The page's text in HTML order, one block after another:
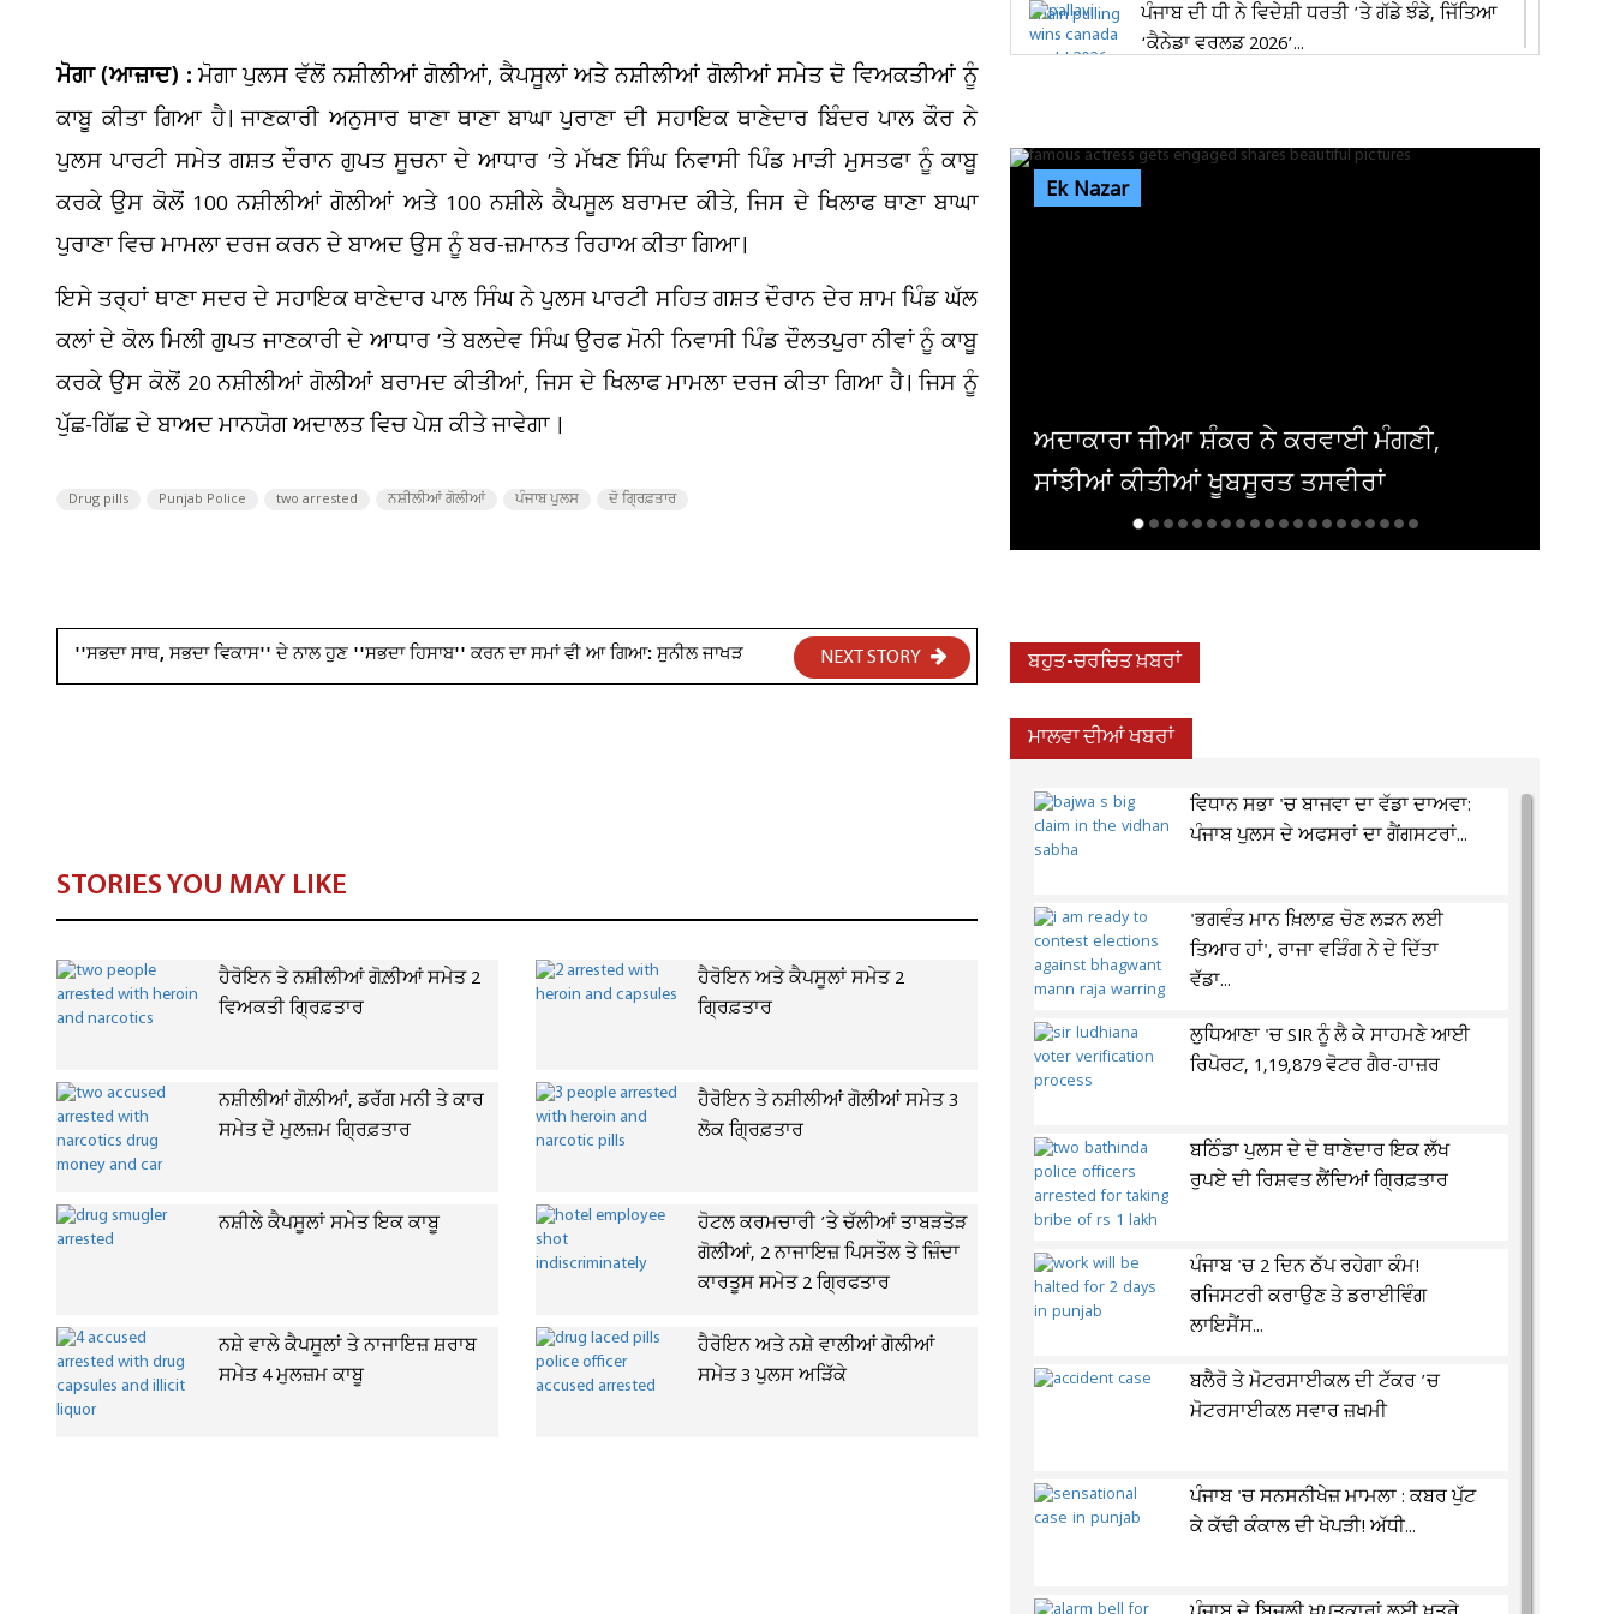
ਮੋਗਾ (ਆਜ਼ਾਦ) :ਮੋਗਾ ਪੁਲਸ ਵੱਲੋਂ ਨਸ਼ੀਲੀਆਂ ਗੋਲੀਆਂ, ਕੈਪਸੂਲਾਂ ਅਤੇ ਨਸ਼ੀਲੀਆਂ ਗੋਲੀਆਂ ਸਮੇਤ ਦੋ ਵਿਅਕਤੀਆਂ ਨੂੰ
ਕਾਬੂ ਕੀਤਾ ਗਿਆ ਹੈ। ਜਾਣਕਾਰੀ ਅਨੁਸਾਰ ਥਾਣਾ ਥਾਣਾ ਬਾਘਾ ਪੁਰਾਣਾ ਦੀ ਸਹਾਇਕ ਥਾਣੇਦਾਰ ਬਿੰਦਰ ਪਾਲ ਕੌਰ ਨੇ
ਪੁਲਸ ਪਾਰਟੀ ਸਮੇਤ ਗਸ਼ਤ ਦੌਰਾਨ ਗੁਪਤ ਸੂਚਨਾ ਦੇ ਆਧਾਰ ’ਤੇ ਮੱਖਣ ਸਿੰਘ ਨਿਵਾਸੀ ਪਿੰਡ ਮਾੜੀ ਮੁਸਤਫਾ ਨੂੰ ਕਾਬੂ
ਕਰਕੇ ਉਸ ਕੋਲੋਂ 100 ਨਸ਼ੀਲੀਆਂ ਗੋਲੀਆਂ ਅਤੇ 100 ਨਸ਼ੀਲੇ ਕੈਪਸੂਲ ਬਰਾਮਦ ਕੀਤੇ, ਜਿਸ ਦੇ ਖਿਲਾਫ ਥਾਣਾ ਬਾਘਾ
ਪੁਰਾਣਾ ਵਿਚ ਮਾਮਲਾ ਦਰਜ ਕਰਨ ਦੇ ਬਾਅਦ ਉਸ ਨੂੰ ਬਰ-ਜ਼ਮਾਨਤ ਰਿਹਾਅ ਕੀਤਾ ਗਿਆ।
ਇਸੇ ਤਰ੍ਹਾਂ ਥਾਣਾ ਸਦਰ ਦੇ ਸਹਾਇਕ ਥਾਣੇਦਾਰ ਪਾਲ ਸਿੰਘ ਨੇ ਪੁਲਸ ਪਾਰਟੀ ਸਹਿਤ ਗਸ਼ਤ ਦੌਰਾਨ ਦੇਰ ਸ਼ਾਮ ਪਿੰਡ ਘੱਲ
ਕਲਾਂ ਦੇ ਕੋਲ ਮਿਲੀ ਗੁਪਤ ਜਾਣਕਾਰੀ ਦੇ ਆਧਾਰ ’ਤੇ ਬਲਦੇਵ ਸਿੰਘ ਉਰਫ ਮੋਨੀ ਨਿਵਾਸੀ ਪਿੰਡ ਦੌਲਤਪੁਰਾ ਨੀਵਾਂ ਨੂੰ ਕਾਬੂ
ਕਰਕੇ ਉਸ ਕੋਲੋਂ 20 ਨਸ਼ੀਲੀਆਂ ਗੋਲੀਆਂ ਬਰਾਮਦ ਕੀਤੀਆਂ, ਜਿਸ ਦੇ ਖਿਲਾਫ ਮਾਮਲਾ ਦਰਜ ਕੀਤਾ ਗਿਆ ਹੈ। ਜਿਸ ਨੂੰ
ਪੁੱਛ-ਗਿੱਛ ਦੇ ਬਾਅਦ ਮਾਨਯੋਗ ਅਦਾਲਤ ਵਿਚ ਪੇਸ਼ ਕੀਤੇ ਜਾਵੇਗਾ ।
Drug pills Punjab Police two arrested ਨਸ਼ੀਲੀਆਂ ਗੋਲੀਆਂ ਪੰਜਾਬ ਪੁਲਸ ਦੋ ਗ੍ਰਿਫ਼ਤਾਰ
''ਸਭਦਾ ਸਾਥ, ਸਭਦਾ ਵਿਕਾਸ'' ਦੇ ਨਾਲ ਹੁਣ ''ਸਭਦਾ ਹਿਸਾਬ'' ਕਰਨ ਦਾ ਸਮਾਂ ਵੀ ਆ ਗਿਆ: ਸੁਨੀਲ ਜਾਖੜ NEXT STORY
STORIES YOU MAY LIKE
ਹੈਰੋਇਨ ਤੇ ਨਸ਼ੀਲੀਆਂ ਗੋਲ਼ੀਆਂ ਸਮੇਤ 2
ਵਿਅਕਤੀ ਗ੍ਰਿਫ਼ਤਾਰ
ਹੈਰੋਇਨ ਅਤੇ ਕੈਪਸੂਲਾਂ ਸਮੇਤ 2
ਗ੍ਰਿਫ਼ਤਾਰ
ਨਸ਼ੀਲੀਆਂ ਗੋਲ਼ੀਆਂ, ਡਰੱਗ ਮਨੀ ਤੇ ਕਾਰ
ਸਮੇਤ ਦੋ ਮੁਲਜ਼ਮ ਗ੍ਰਿਫ਼ਤਾਰ
ਹੈਰੋਇਨ ਤੇ ਨਸ਼ੀਲੀਆਂ ਗੋਲੀਆਂ ਸਮੇਤ 3
ਲੋਕ ਗ੍ਰਿਫ਼ਤਾਰ
ਨਸ਼ੀਲੇ ਕੈਪਸੂਲਾਂ ਸਮੇਤ ਇਕ ਕਾਬੂ
ਹੋਟਲ ਕਰਮਚਾਰੀ ’ਤੇ ਚੱਲੀਆਂ ਤਾਬੜਤੋੜ
ਗੋਲੀਆਂ, 2 ਨਾਜਾਇਜ਼ ਪਿਸਤੌਲ ਤੇ ਜ਼ਿੰਦਾ
ਕਾਰਤੂਸ ਸਮੇਤ 2 ਗ੍ਰਿਫਤਾਰ
ਨਸ਼ੇ ਵਾਲੇ ਕੈਪਸੂਲਾਂ ਤੇ ਨਾਜਾਇਜ਼ ਸ਼ਰਾਬ
ਸਮੇਤ 4 ਮੁਲਜ਼ਮ ਕਾਬੂ
ਹੈਰੋਇਨ ਅਤੇ ਨਸ਼ੇ ਵਾਲੀਆਂ ਗੋਲੀਆਂ
ਸਮੇਤ 3 ਪੁਲਸ ਅੜਿੱਕੇ
ਪੰਜਾਬ ਦੀ ਧੀ ਨੇ ਵਿਦੇਸ਼ੀ ਧਰਤੀ ’ਤੇ ਗੱਡੇ ਝੰਡੇ, ਜਿੱਤਿਆ
‘ਕੈਨੇਡਾ ਵਰਲਡ 2026’...
Ek Nazar
ਅਦਾਕਾਰਾ ਜੀਆ ਸ਼ੰਕਰ ਨੇ ਕਰਵਾਈ ਮੰਗਣੀ,
ਸਾਂਝੀਆਂ ਕੀਤੀਆਂ ਖੂਬਸੂਰਤ ਤਸਵੀਰਾਂ
ਇਮਰਾਨ ਖਾਨ ਦੀ ਜੇਲ੍ਹਬੰਦੀ ਦੇ 3 ਸਾਲ ਪੂਰੇ;
ਪੀ.ਟੀ.ਆਈ. ਦਾ ਜ਼ਬਰਦਸਤ ਸ਼ਕਤੀ...
ਬਹੁਤ-ਚਰਚਿਤ ਖ਼ਬਰਾਂ
ਮਾਲਵਾ ਦੀਆਂ ਖਬਰਾਂ
ਵਿਧਾਨ ਸਭਾ 'ਚ ਬਾਜਵਾ ਦਾ ਵੱਡਾ ਦਾਅਵਾ:
ਪੰਜਾਬ ਪੁਲਸ ਦੇ ਅਫਸਰਾਂ ਦਾ ਗੈਂਗਸਟਰਾਂ...
'ਭਗਵੰਤ ਮਾਨ ਖ਼ਿਲਾਫ਼ ਚੋਣ ਲੜਨ ਲਈ
ਤਿਆਰ ਹਾਂ', ਰਾਜਾ ਵੜਿੰਗ ਨੇ ਦੇ ਦਿੱਤਾ
ਵੱਡਾ...
ਲੁਧਿਆਣਾ 'ਚ SIR ਨੂੰ ਲੈ ਕੇ ਸਾਹਮਣੇ ਆਈ
ਰਿਪੋਰਟ, 1,19,879 ਵੋਟਰ ਗੈਰ-ਹਾਜ਼ਰ
ਬਠਿੰਡਾ ਪੁਲਸ ਦੇ ਦੋ ਥਾਣੇਦਾਰ ਇਕ ਲੱਖ
ਰੁਪਏ ਦੀ ਰਿਸ਼ਵਤ ਲੈਂਦਿਆਂ ਗ੍ਰਿਫ਼ਤਾਰ
ਪੰਜਾਬ 'ਚ 2 ਦਿਨ ਠੱਪ ਰਹੇਗਾ ਕੰਮ!
ਰਜਿਸਟਰੀ ਕਰਾਉਣ ਤੇ ਡਰਾਈਵਿੰਗ
ਲਾਇਸੈਂਸ...
ਬਲੈਰੋ ਤੇ ਮੋਟਰਸਾਈਕਲ ਦੀ ਟੱਕਰ ’ਚ
ਮੋਟਰਸਾਈਕਲ ਸਵਾਰ ਜ਼ਖਮੀ
ਪੰਜਾਬ 'ਚ ਸਨਸਨੀਖੇਜ਼ ਮਾਮਲਾ : ਕਬਰ ਪੁੱਟ
ਕੇ ਕੱਢੀ ਕੰਕਾਲ ਦੀ ਖੋਪੜੀ! ਅੱਧੀ...